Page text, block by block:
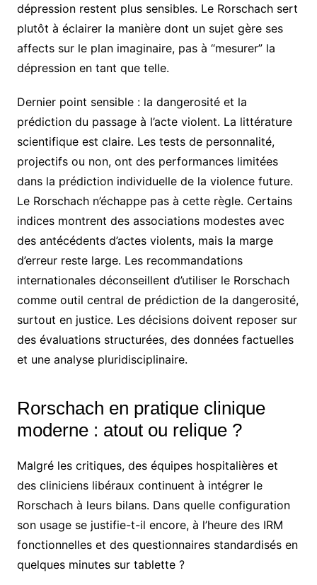
dépression restent plus sensibles. Le Rorschach sert
plutôt à éclairer la manière dont un sujet gère ses
affects sur le plan imaginaire, pas à “mesurer” la
dépression en tant que telle.
Dernier point sensible : la dangerosité et la
prédiction du passage à l’acte violent. La littérature
scientifique est claire. Les tests de personnalité,
projectifs ou non, ont des performances limitées
dans la prédiction individuelle de la violence future.
Le Rorschach n’échappe pas à cette règle. Certains
indices montrent des associations modestes avec
des antécédents d’actes violents, mais la marge
d’erreur reste large. Les recommandations
internationales déconseillent d’utiliser le Rorschach
comme outil central de prédiction de la dangerosité,
surtout en justice. Les décisions doivent reposer sur
des évaluations structurées, des données factuelles
et une analyse pluridisciplinaire.
Rorschach en pratique clinique
moderne : atout ou relique ?
Malgré les critiques, des équipes hospitalières et
des cliniciens libéraux continuent à intégrer le
Rorschach à leurs bilans. Dans quelle configuration
son usage se justifie-t-il encore, à l’heure des IRM
fonctionnelles et des questionnaires standardisés en
quelques minutes sur tablette ?